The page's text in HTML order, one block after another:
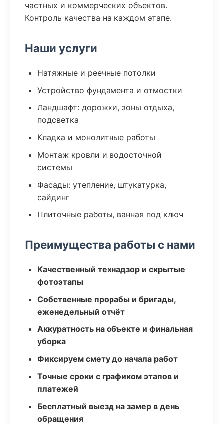
частных и коммерческих объектов.
Контроль качества на каждом этапе.
Наши услуги
Натяжные и реечные потолки
Устройство фундамента и отмостки
Ландшафт: дорожки, зоны отдыха,
подсветка
Кладка и монолитные работы
Монтаж кровли и водосточной
системы
Фасады: утепление, штукатурка,
сайдинг
Плиточные работы, ванная под ключ
Преимущества работы с нами
Качественный технадзор и скрытые
фотоэтапы
Собственные прорабы и бригады,
еженедельный отчёт
Аккуратность на объекте и финальная
уборка
Фиксируем смету до начала работ
Точные сроки с графиком этапов и
платежей
Бесплатный выезд на замер в день
обращения